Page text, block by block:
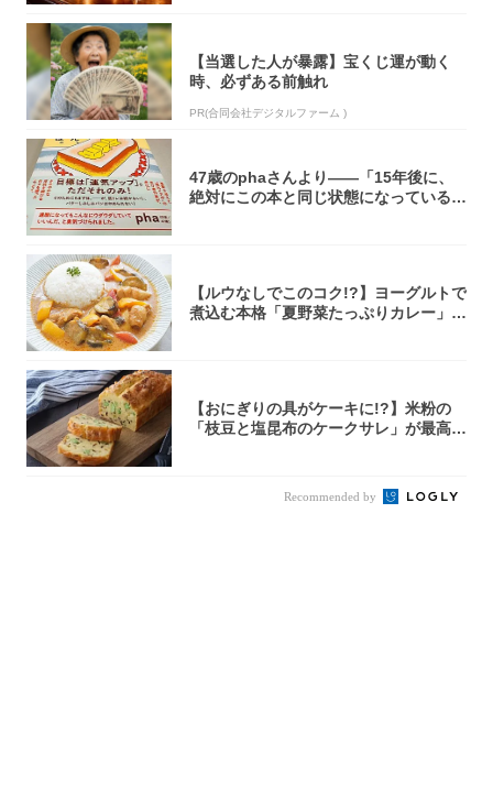
【当選した人が暴露】宝くじ運が動く
時、必ずある前触れ
PR(合同会社デジタルファーム )
47歳のphaさんより――「15年後に、
絶対にこの本と同じ状態になっている自
【ルウなしでこのコク!?】ヨーグルトで
煮込む本格「夏野菜たっぷりカレー」作
【おにぎりの具がケーキに!?】米粉の
「枝豆と塩昆布のケークサレ」が最高♡
Recommended by